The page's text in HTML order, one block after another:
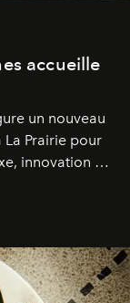
accueille
un nouveau
La Prairie pour
innovation et